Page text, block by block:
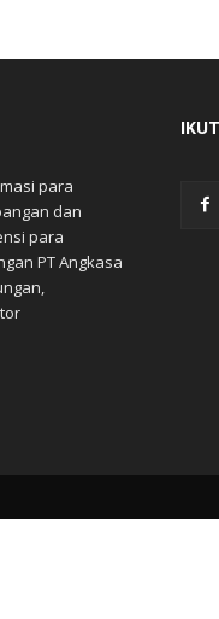
para
dan
para
PT Angkasa